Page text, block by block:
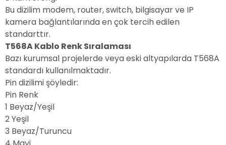
Bu dizilim modem, router, switch, bilgisayar ve IP
kamera bağlantılarında en çok tercih edilen
standarttır.
T568A Kablo Renk Sıralaması
Bazı kurumsal projelerde veya eski altyapılarda T568A
standardı kullanılmaktadır.
Pin dizilimi şöyledir:
Pin Renk
1 Beyaz/Yeşil
2Yeşil
3 Beyaz/Turuncu